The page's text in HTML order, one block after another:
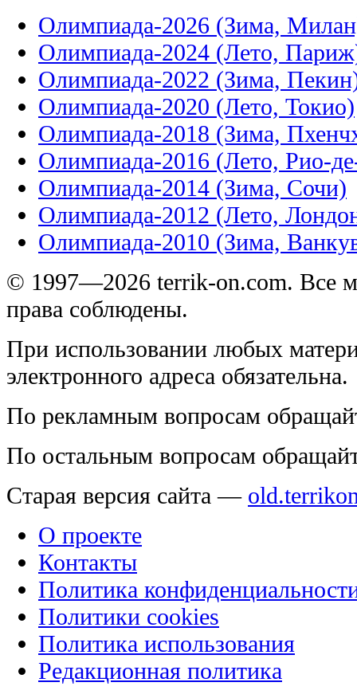
Олимпиада-2026 (Зима,
Олимпиада-2024 (Лето,
Олимпиада-2022 (Зима,
Олимпиада-2020 (Лето, Токио)
Олимпиада-2018 (Зима,
Олимпиада-2016 (Лето, Рио-
Олимпиада-2014 (Зима, Сочи)
Олимпиада-2012 (Лето,
Олимпиада-2010 (Зима,
© 1997—2026 terrik-on.com. Все
права соблюдены.
При использовании любых
электронного адреса обязательна.
По рекламным вопросам
По остальным вопросам
Старая версия сайта —
О проекте
Контакты
Политика
Политики cookies
Политика использования
Редакционная политика